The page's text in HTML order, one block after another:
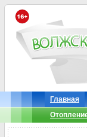
Главная